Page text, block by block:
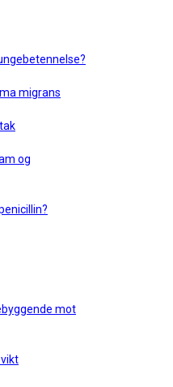
migrans
og
mot